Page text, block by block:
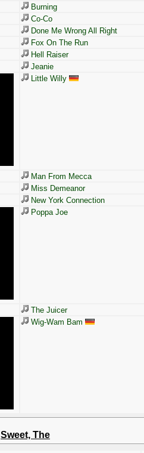
Burning
Co-Co
Done Me Wrong All Right
Fox On The Run
Hell Raiser
Jeanie
Little Willy
Man From Mecca
Miss Demeanor
New York Connection
Poppa Joe
The Juicer
Wig-Wam Bam
Sweet, The